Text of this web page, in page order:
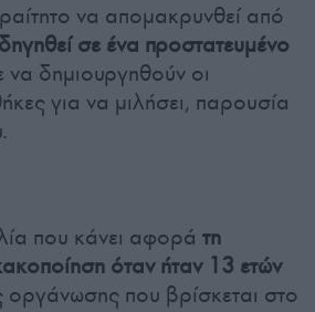
να απομακρυνθεί από
σε ένα προστατευμένο
να δημιουργηθούν οι
για να μιλήσει, παρουσία
που κάνει αφορά τη
όταν ήταν 13 ετών
οργάνωσης που βρίσκεται στο